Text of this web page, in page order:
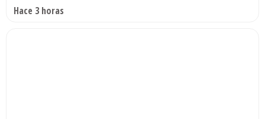
Hace 3 horas